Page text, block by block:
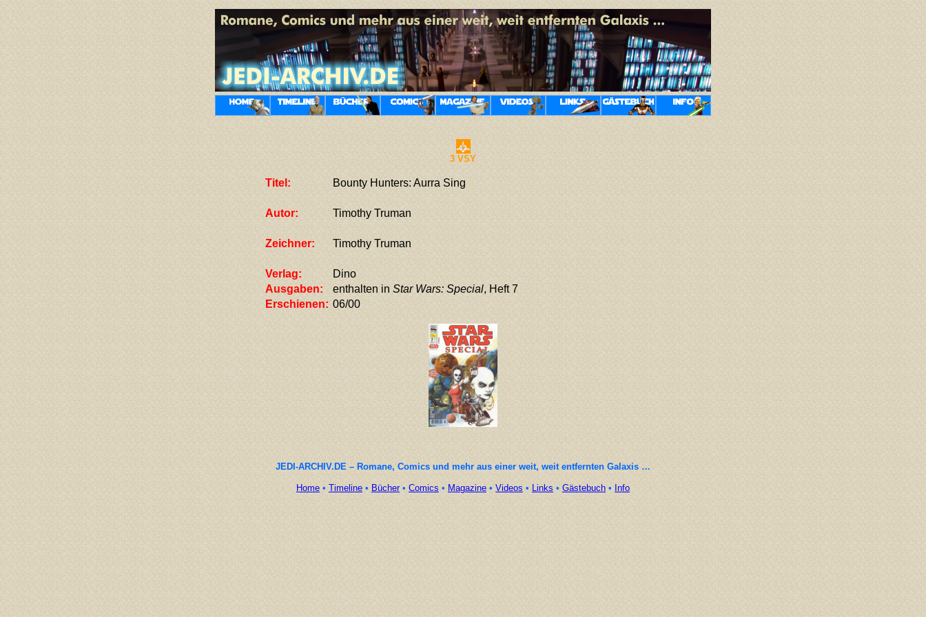
3 VSY
Titel: Bounty Hunters: Aurra Sing
Autor: Timothy Truman
Zeichner: Timothy Truman
Verlag:
Dino
Ausgaben:
enthalten in Star Wars: Special, Heft 7
Erschienen: 06/00
JEDI-ARCHIV.DE – Romane, Comics und mehr aus einer weit, weit entfernten Galaxis …
Home •Timeline •Bücher •Comics• Magazine •Videos• Links• Gästebuch•Info